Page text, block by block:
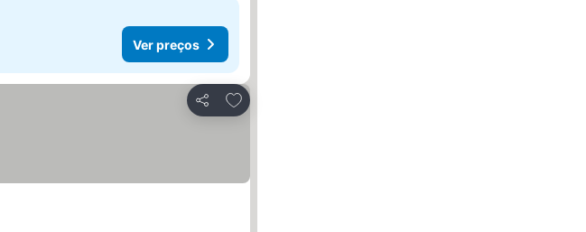
Ver preços
Partilhar
Adicionar aos favoritos